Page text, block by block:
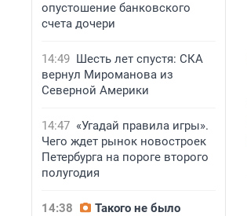
опустошение банковского
счета дочери
14:49 Шесть лет спустя: СКА
вернул Мироманова из
Северной Америки
14:47 «Угадай правила игры».
Чего ждет рынок новостроек
Петербурга на пороге второго
полугодия
14:38
Такого не было